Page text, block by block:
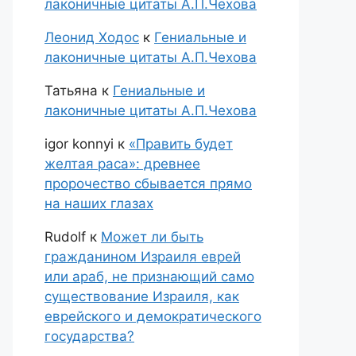
лаконичные цитаты А.П.Чехова
Леонид Ходос к Гениальные и
лаконичные цитаты А.П.Чехова
Татьяна к Гениальные и
лаконичные цитаты А.П.Чехова
igor konnyi к «Править будет
желтая раса»: древнее
пророчество сбывается прямо
на наших глазах
Rudolf к Может ли быть
гражданином Израиля еврей
или араб, не признающий само
существование Израиля, как
еврейского и демократического
государства?